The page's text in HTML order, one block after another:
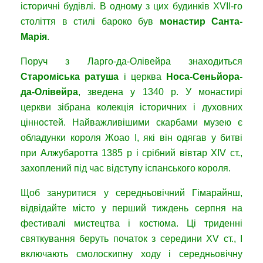
історичні будівлі. В одному з цих будинків XVII-го
століття в стилі бароко був монастир Санта-
Марія.
Поруч з Ларго-да-Олівейра знаходиться
Староміська ратуша і церква
Носа-Сеньйора-
да-Олівейра, зведена у 1340 р. У монастирі
церкви зібрана колекція історичних і духовних
цінностей. Найважливішими скарбами музею є
обладунки короля Жоао I, які він одягав у битві
при Алжубаротта 1385 р і срібний вівтар XIV ст.,
захоплений під час відступу іспанського короля.
Щоб зануритися у середньовічний Гімарайнш,
відвідайте місто у перший тиждень серпня на
фестивалі мистецтва і костюма. Ці триденні
святкування беруть початок з середини XV ст., І
включають смолоскипну ходу і середньовічну